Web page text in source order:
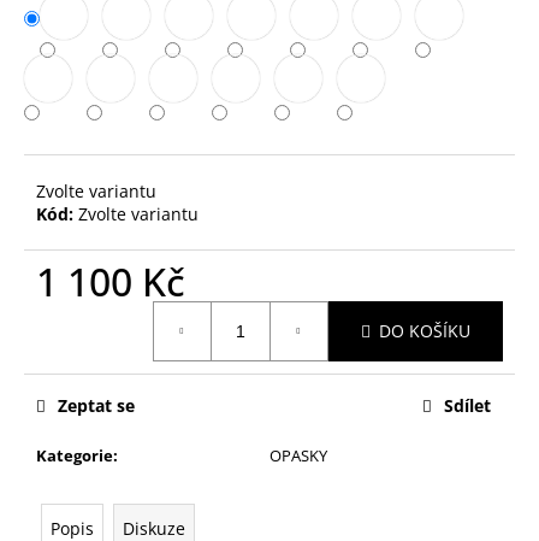
Zvolte variantu
Kód: Zvolte variantu
1 100 Kč
DO KOŠÍKU
Kategorie: OPASKY
Zeptat se Sdílet
Popis Diskuze
č
j
e
m
e
KOŽENÁ
KABELKA
ČERVENÁ